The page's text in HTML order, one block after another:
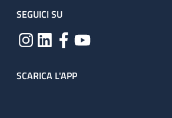
SEGUICI SU
SCARICA L'APP